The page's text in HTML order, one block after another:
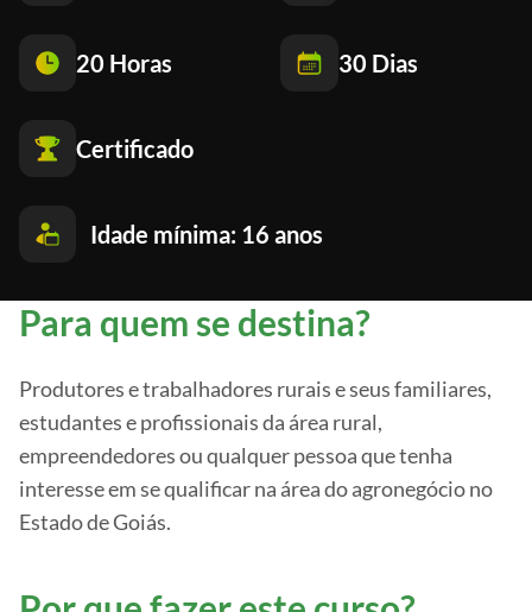
20 Horas 30 Dias
Certificado
Idade mínima: 16 anos
Para quem se destina?
Produtores e trabalhadores rurais e seus familiares,
estudantes e profissionais da área rural,
empreendedores ou qualquer pessoa que tenha
interesse em se qualificar na área do agronegócio no
Estado de Goiás.